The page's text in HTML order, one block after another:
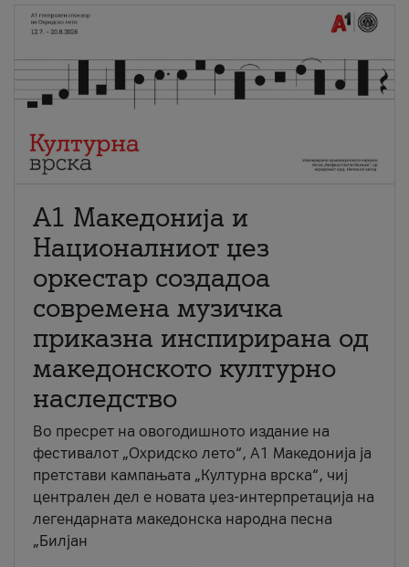
А1 Македонија и
Националниот џез
оркестар создадоа
современа музичка
приказна инспирирана од
македонското културно
наследство
Во пресрет на овогодишното издание на
фестивалот „Охридско лето“, А1 Македонија ја
претстави кампањата „Културна врска“, чиј
централен дел е новата џез-интерпретација на
легендарната македонска народна песна
„Билјан